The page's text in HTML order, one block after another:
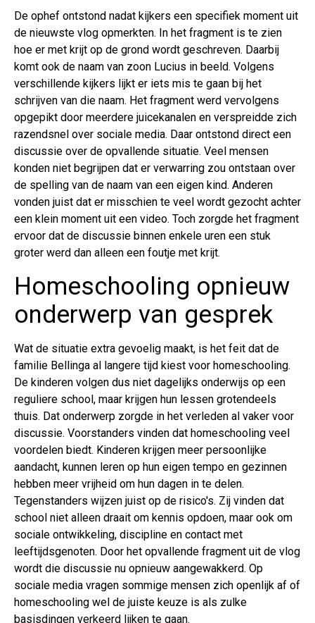
De ophef ontstond nadat kijkers een specifiek moment uit
de nieuwste vlog opmerkten. In het fragment is te zien
hoe er met krijt op de grond wordt geschreven. Daarbij
komt ook de naam van zoon Lucius in beeld. Volgens
verschillende kijkers lijkt er iets mis te gaan bij het
schrijven van die naam. Het fragment werd vervolgens
opgepikt door meerdere juicekanalen en verspreidde zich
razendsnel over sociale media. Daar ontstond direct een
discussie over de opvallende situatie. Veel mensen
konden niet begrijpen dat er verwarring zou ontstaan over
de spelling van de naam van een eigen kind. Anderen
vonden juist dat er misschien te veel wordt gezocht achter
een klein moment uit een video. Toch zorgde het fragment
ervoor dat de discussie binnen enkele uren een stuk
groter werd dan alleen een foutje met krijt.
Homeschooling opnieuw
onderwerp van gesprek
Wat de situatie extra gevoelig maakt, is het feit dat de
familie Bellinga al langere tijd kiest voor homeschooling.
De kinderen volgen dus niet dagelijks onderwijs op een
reguliere school, maar krijgen hun lessen grotendeels
thuis. Dat onderwerp zorgde in het verleden al vaker voor
discussie. Voorstanders vinden dat homeschooling veel
voordelen biedt. Kinderen krijgen meer persoonlijke
aandacht, kunnen leren op hun eigen tempo en gezinnen
hebben meer vrijheid om hun dagen in te delen.
Tegenstanders wijzen juist op de risico's. Zij vinden dat
school niet alleen draait om kennis opdoen, maar ook om
sociale ontwikkeling, discipline en contact met
leeftijdsgenoten. Door het opvallende fragment uit de vlog
wordt die discussie nu opnieuw aangewakkerd. Op
sociale media vragen sommige mensen zich openlijk af of
homeschooling wel de juiste keuze is als zulke
basisdingen verkeerd lijken te gaan.